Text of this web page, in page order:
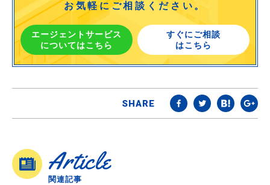
お気軽にご相談ください。
エージェントサービス
についてはこちら
すぐにご相談
はこちら
SHARE
Article
関連記事